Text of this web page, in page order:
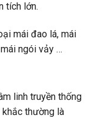
tích lớn.
mái đao lá, mái
ngói vảy …
linh truyền thống
khắc thường là